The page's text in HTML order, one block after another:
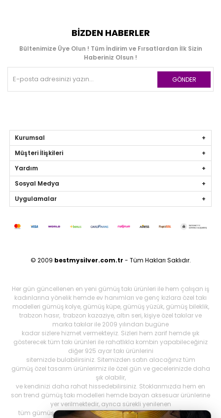
BIZDEN HABERLER
Bültenimize Üye Olun ! Tüm İndirim ve Fırsatlardan İlk Sizin
Haberiniz Olsun !
GÖNDER
Kurumsal
Müşteri İlişkileri
Yardım
Sosyal Medya
Uygulamalar
© 2009 bestmysilver.com.tr - Tüm Hakları Saklıdır.
Her gün güncellenen en yeni gümüş takı ürünleri ile hem çalışan iş
kadınlarına yönelik hemde ev hanımları ve genç kızlara özel takı
modelleri gümüş kolye, gümüş küpe, gümüş yüzük, gümüş bileklik,
trabzon hasır, trabzon kazaziye, altın seri, kişiye özel takılar ve
marka takılar ile 2009 yılından bugüne
kadar sizlere hizmet vermekteyiz. Sizleri hem zarif hemde şık
gösterecek tüm takı ürünleri ile rahatlıkla kombin yapabileceğiniz
diğer 925 ayar takı ürünlerini
sitemizde bulabilirsiniz. Sitemizden satın alacağınız tüm
gümüş özel tasarım ürünlerimiz ile özel gün ve gecelerinizde daha
şık olabilir,
ve kendinizi daha rahat hissedebilirsiniz. Stoklarımızda hem en
son trend gümüş takı modelleri hemde bayan aksesuar ürünlerine
yer verilmektedir, ayrıca sürekli yenilenen
tüm gümüş ürünlerini Best My Silrver'da bulabilirsiniz. Öncelikli